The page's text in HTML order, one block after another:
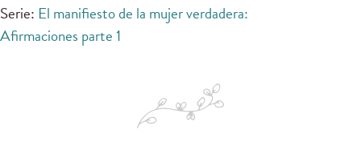
Serie: El manifiesto de la mujer verdadera:
Afirmaciones parte 1